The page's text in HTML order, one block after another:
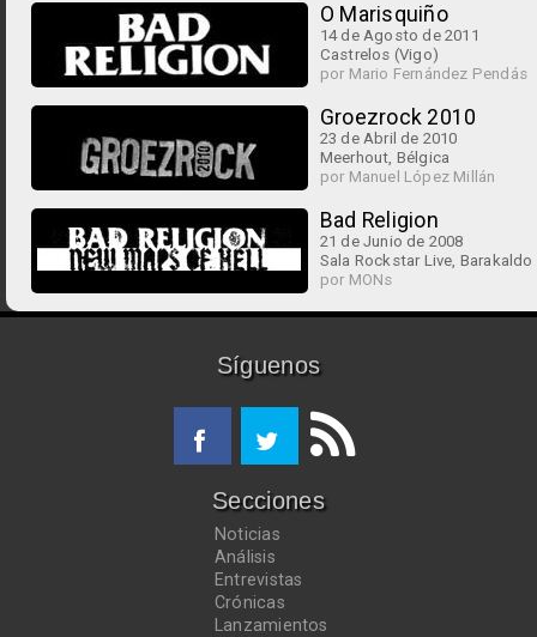
O Marisquiño
14 de Agosto de 2011
Castrelos (Vigo)
por Mario Fernández Pendás
Groezrock 2010
23 de Abril de 2010
Meerhout, Bélgica
por Manuel López Millán
Bad Religion
21 de Junio de 2008
Sala Rockstar Live, Barakaldo
por MONs
Síguenos
Secciones
Noticias
Análisis
Entrevistas
Crónicas
Lanzamientos